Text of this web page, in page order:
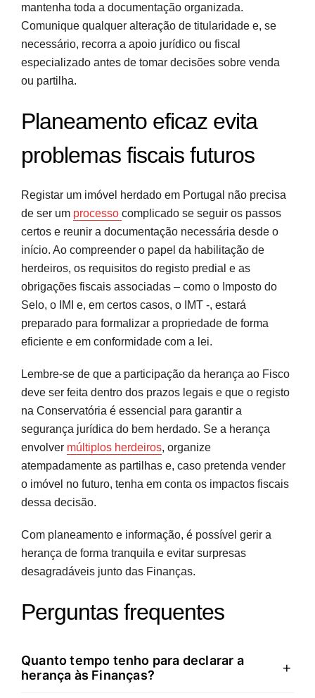
mantenha toda a documentação organizada.
Comunique qualquer alteração de titularidade e, se
necessário, recorra a apoio jurídico ou fiscal
especializado antes de tomar decisões sobre venda
ou partilha.
Planeamento eficaz evita
problemas fiscais futuros
Registar um imóvel herdado em Portugal não precisa
de ser um processo complicado se seguir os passos
certos e reunir a documentação necessária desde o
início. Ao compreender o papel da habilitação de
herdeiros, os requisitos do registo predial e as
obrigações fiscais associadas – como o Imposto do
Selo, o IMI e, em certos casos, o IMT -, estará
preparado para formalizar a propriedade de forma
eficiente e em conformidade com a lei.
Lembre-se de que a participação da herança ao Fisco
deve ser feita dentro dos prazos legais e que o registo
na Conservatória é essencial para garantir a
segurança jurídica do bem herdado. Se a herança
envolver múltiplos herdeiros, organize
atempadamente as partilhas e, caso pretenda vender
o imóvel no futuro, tenha em conta os impactos fiscais
dessa decisão.
Com planeamento e informação, é possível gerir a
herança de forma tranquila e evitar surpresas
desagradáveis junto das Finanças.
Perguntas frequentes
Quanto tempo tenho para declarar a
herança às Finanças?
+